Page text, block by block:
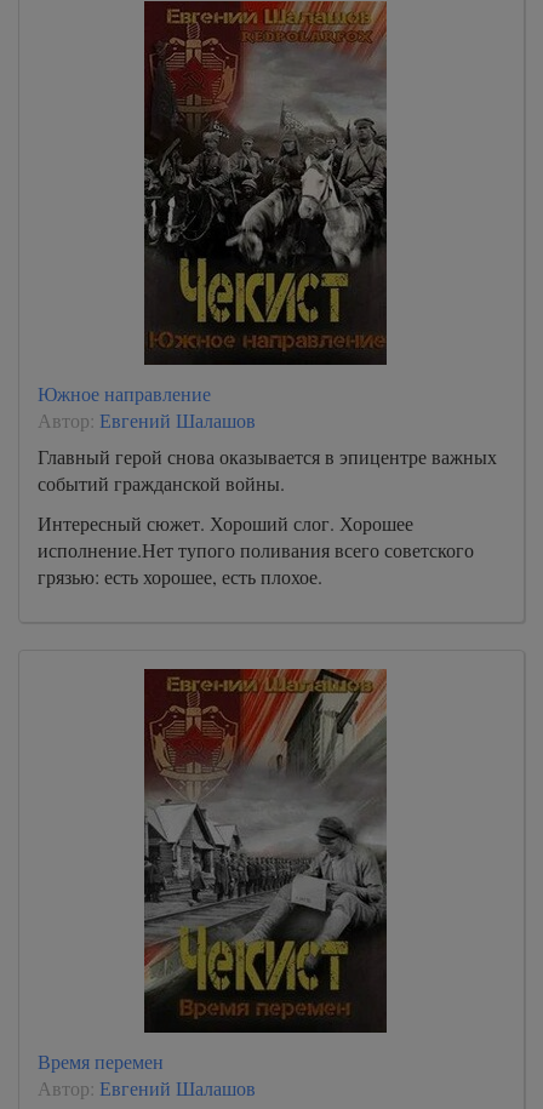
Южное направление
Автор: Евгений Шалашов
Главный герой снова оказывается в эпицентре важных
событий гражданской войны.
Интересный сюжет. Хороший слог. Хорошее
исполнение.Нет тупого поливания всего советского
грязью: есть хорошее, есть плохое.
Время перемен
Автор: Евгений Шалашов